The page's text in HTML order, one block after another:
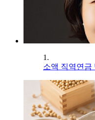
1.
소액 직역연금